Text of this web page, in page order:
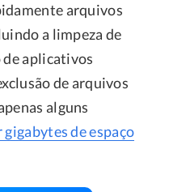
arquivos
a limpeza de
aplicativos
de arquivos
alguns
de espaço